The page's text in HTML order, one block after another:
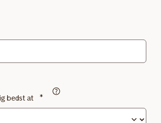
CVR-nummer for at kunne give dig et
bedst at
Vi ringer tilbage inden for én